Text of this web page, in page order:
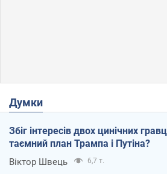
Думки
Збіг інтересів двох цинічних
таємний план Трампа і Путіна?
Віктор Швець 6,7 т.